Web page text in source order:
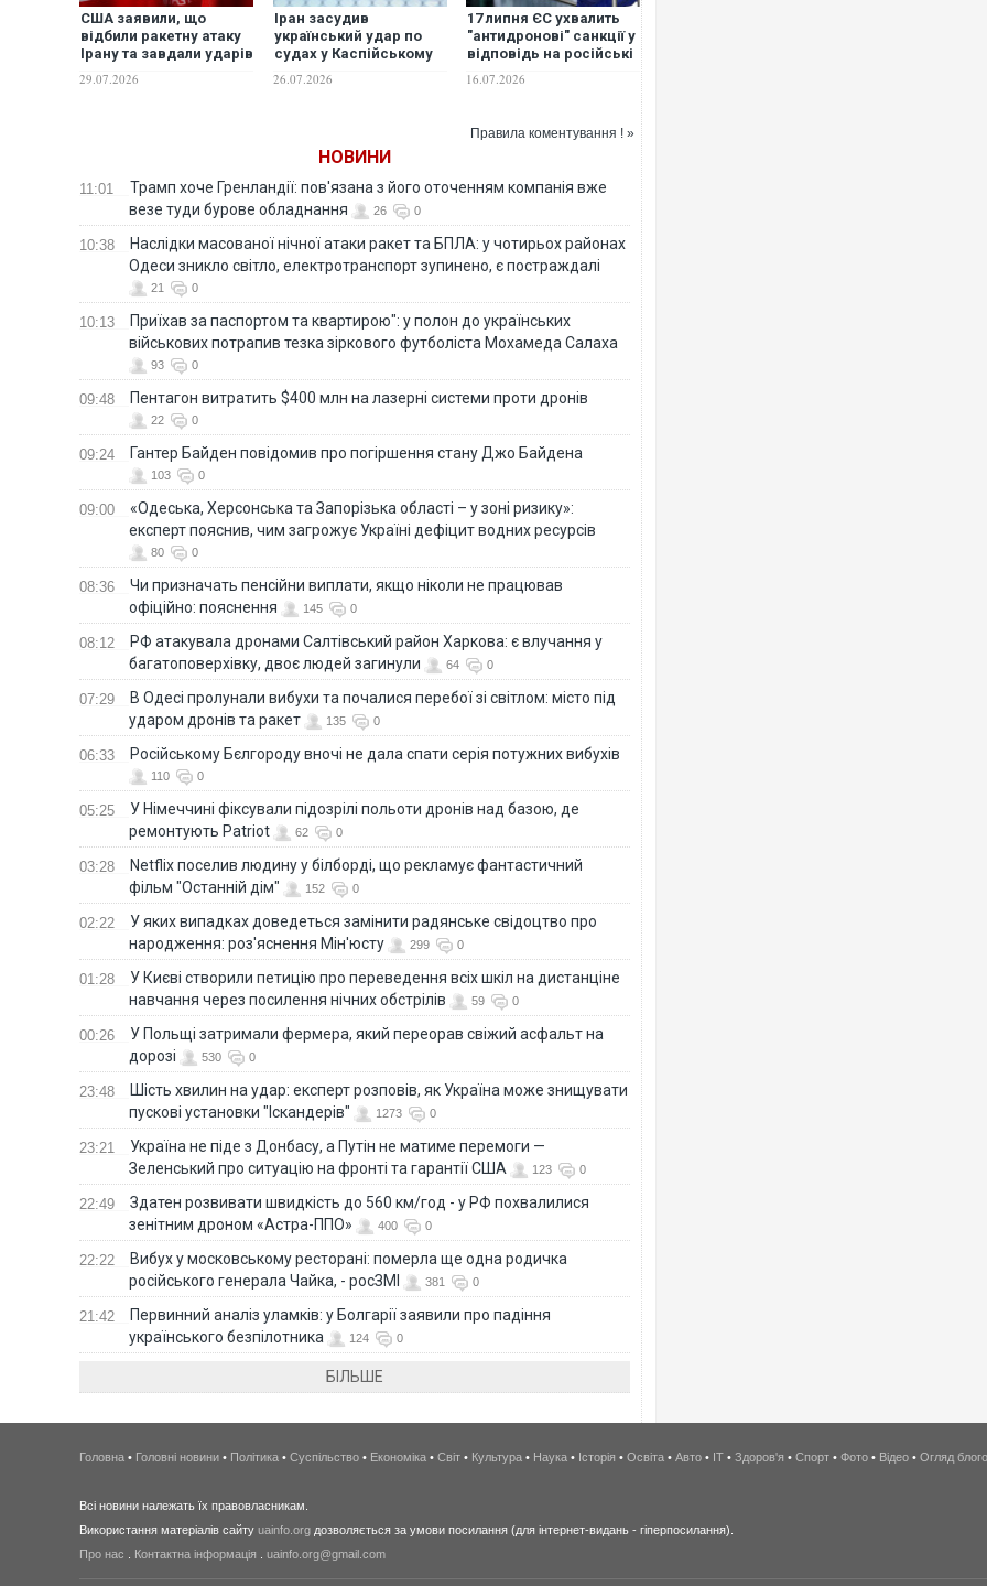
США заявили, що
відбили ракетну атаку
Ірану та завдали ударів
29.07.2026
Іран засудив
український удар по
судах у Каспійському
у відповідь"
26.07.2026
17 липня ЄС ухвалить
"антидронові" санкції у
відповідь на російські
Україну
16.07.2026
Правила коментування ! »
НОВИНИ
11:01
Трамп хоче Гренландії: пов'язана з його оточенням компанія вже
везе туди бурове обладнання
26 0
10:38
Наслідки масованої нічної атаки ракет та БПЛА: у чотирьох районах
Одеси зникло світло, електротранспорт зупинено, є постраждалі
21 0
10:13
Приїхав за паспортом та квартирою": у полон до українських
військових потрапив тезка зіркового футболіста Мохамеда Салаха
93 0
09:48 Пентагон витратить $400 млн на лазерні системи проти дронів
22 0
09:24 Гантер Байден повідомив про погіршення стану Джо Байдена
103 0
09:00
«Одеська, Херсонська та Запорізька області – у зоні ризику»:
експерт пояснив, чим загрожує Україні дефіцит водних ресурсів
80 0
08:36
Чи призначать пенсійни виплати, якщо ніколи не працював
офіційно: пояснення
145 0
08:12
РФ атакувала дронами Салтівський район Харкова: є влучання у
багатоповерхівку, двоє людей загинули
64 0
07:29
В Одесі пролунали вибухи та почалися перебої зі світлом: місто під
ударом дронів та ракет
135 0
06:33 Російському Бєлгороду вночі не дала спати серія потужних вибухів
110 0
05:25
У Німеччині фіксували підозрілі польоти дронів над базою, де
ремонтують Patriot
62 0
03:28
Netflix поселив людину у білборді, що рекламує фантастичний
фільм "Останній дім"
152 0
02:22
У яких випадках доведеться замінити радянське свідоцтво про
народження: роз'яснення Мін'юсту
299 0
01:28
У Києві створили петицію про переведення всіх шкіл на дистанціне
навчання через посилення нічних обстрілів
59 0
00:26
У Польщі затримали фермера, який переорав свіжий асфальт на
дорозі
530 0
23:48
Шість хвилин на удар: експерт розповів, як Україна може знищувати
пускові установки "Іскандерів"
1273 0
23:21
Україна не піде з Донбасу, а Путін не матиме перемоги —
Зеленський про ситуацію на фронті та гарантії США
123 0
22:49
Здатен розвивати швидкість до 560 км/год - у РФ похвалилися
зенітним дроном «Астра-ППО»
400 0
22:22
Вибух у московському ресторані: померла ще одна родичка
російського генерала Чайка, - росЗМІ
381 0
21:42
Первинний аналіз уламків: у Болгарії заявили про падіння
українського безпілотника
124 0
БІЛЬШЕ
Ворог завдав комбінованого
двоє поранених. Ще десятеро
після атаки БПЛА по ринку на
Приїхав за паспортом та
до українських військових
Головна • Головні новини • Політика • Суспільство • Економіка • Світ • Культура • Наука • Історія • Освіта • Авто • IT • Здоров'я • Спорт • Фото • Відео • Огляд
Всі новини належать їх правовласникам.
Використання матеріалів сайту uainfo.org дозволяється за умови посилання (для інтернет-видань - гіперпосилання).
Про нас
Контактна інформація uainfo.org@gmail.com